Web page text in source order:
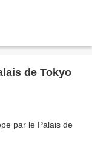
de Tokyo